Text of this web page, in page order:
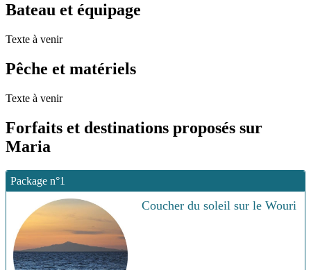
Bateau et équipage
Texte à venir
Pêche et matériels
Texte à venir
Forfaits et destinations proposés sur
Maria
Package n°1
Coucher du soleil sur le Wouri